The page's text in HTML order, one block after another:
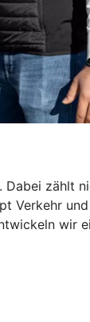
zählt
Verkehr